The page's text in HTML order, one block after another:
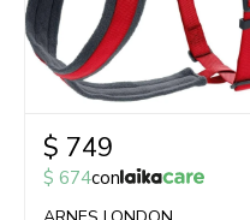
$ 749
$ 674con